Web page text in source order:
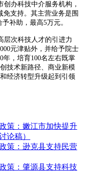
创办科技中介服务机构，
支持。其主营业务是围
补助，最高5万元。
层次科技人才的引进力
元津贴外，并给予院士
年，培育100名左右既掌
技术新路径、商业新模
经济转型升级起到引领
策：嫩江市加快提升
论稿）
策：逊克县支持民营
策：肇源县支持科技